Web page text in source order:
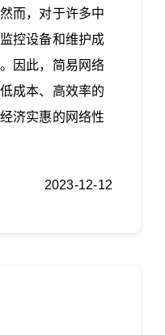
而，对于许多中
控设备和维护成
因此，简易网络
成本、高效率的
济实惠的网络性
2023-12-12